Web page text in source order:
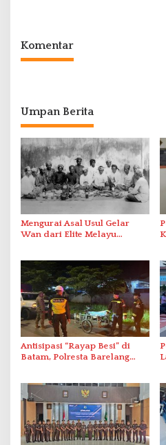
Komentar
Umpan Berita
Mengurai Asal Usul Gelar
Wan dari Elite Melayu
Antisipasi “Rayap Besi” di
Batam, Polresta Barelang